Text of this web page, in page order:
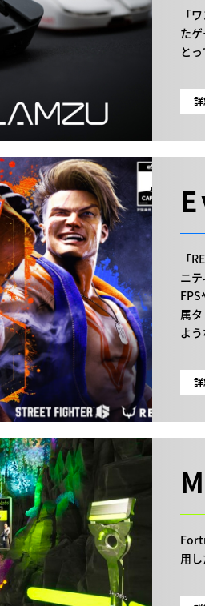
「
た
と
「
ニ
属
よ
用